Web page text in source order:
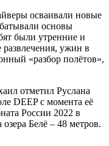
осваивали новые
основы
были утренние и
ужин в
«разбор полётов»,
отметил Руслана
DEEP с момента её
России 2022 в
Белё – 48 метров.